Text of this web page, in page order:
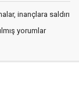
inançlara saldırı
yorumlar